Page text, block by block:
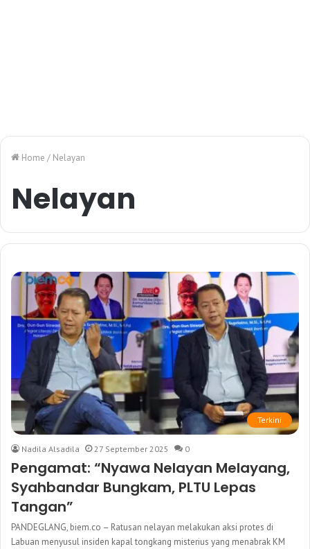
Home / Nelayan
Nelayan
Terkini
Nadila Alsadila 27 September 2025 0
Pengamat: “Nyawa Nelayan Melayang,
Syahbandar Bungkam, PLTU Lepas
Tangan”
PANDEGLANG, biem.co – Ratusan nelayan melakukan aksi protes di
Labuan menyusul insiden kapal tongkang misterius yang menabrak KM